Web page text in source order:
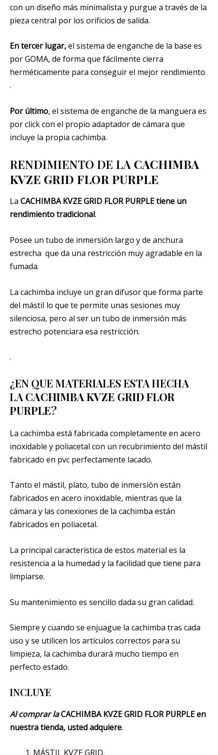
con un diseño más minimalista y purgue a través de la
pieza central por los orificios de salida.
En tercer lugar,el sistema de enganche de la base es
por GOMA, de forma que fácilmente cierra
herméticamente para conseguir el mejor rendimiento
.
Por último, el sistema de enganche de la manguera es
por click con el propio adaptador de cámara que
incluye la propia cachimba.
RENDIMIENTO DE LA CACHIMBA
KVZE GRID FLOR PURPLE
La CACHIMBA KVZE GRID FLOR PURPLEtiene un
rendimiento tradicional.
Posee un tubo de inmersión largo y de anchura
estrecha que da una restricción muy agradable en la
fumada.
La cachimba incluye un gran difusor que forma parte
del mástil lo que te permite unas sesiones muy
silenciosa, pero al ser un tubo de inmersión más
estrecho potenciara esa restricción.
.
¿EN QUE MATERIALES ESTA HECHA
LA CACHIMBA KVZE GRID FLOR
PURPLE?
La cachimba está fabricada completamente en acero
inoxidable y poliacetal con un recubrimiento del mástil
fabricado en pvc perfectamente lacado.
Tanto el mástil, plato, tubo de inmersión están
fabricados en acero inoxidable, mientras que la
cámara y las conexiones de la cachimba están
fabricados en poliacetal.
La principal característica de estos material es la
resistencia a la humedad y la facilidad que tiene para
limpiarse.
Su mantenimiento es sencillo dada su gran calidad.
Siempre y cuando se enjuague la cachimba tras cada
uso y se utilicen los artículos correctos para su
limpieza, la cachimba durará mucho tiempo en
perfecto estado.
INCLUYE
Al comprar laCACHIMBA KVZE GRID FLOR PURPLE en
nuestra tienda, usted adquiere.
MÁSTIL KVZE GRID.